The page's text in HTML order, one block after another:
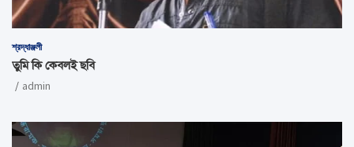
শ্রদ্ধাঞ্জলী
তুমি কি কেবলই ছবি
admin